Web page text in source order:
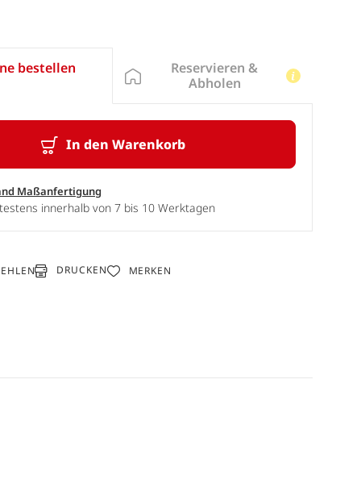
bestellen
In den Warenkorb
Maßanfertigung
innerhalb von 7 bis 10 Werktagen
Reservieren &
Abholen
DRUCKEN MERKEN